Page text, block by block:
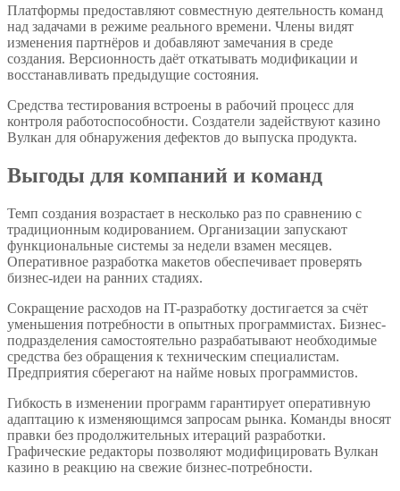
Платформы предоставляют совместную деятельность команд
над задачами в режиме реального времени. Члены видят
изменения партнёров и добавляют замечания в среде
создания. Версионность даёт откатывать модификации и
восстанавливать предыдущие состояния.
Средства тестирования встроены в рабочий процесс для
контроля работоспособности. Создатели задействуют казино
Вулкан для обнаружения дефектов до выпуска продукта.
Выгоды для компаний и команд
Темп создания возрастает в несколько раз по сравнению с
традиционным кодированием. Организации запускают
функциональные системы за недели взамен месяцев.
Оперативное разработка макетов обеспечивает проверять
бизнес-идеи на ранних стадиях.
Сокращение расходов на IT-разработку достигается за счёт
уменьшения потребности в опытных программистах. Бизнес-
подразделения самостоятельно разрабатывают необходимые
средства без обращения к техническим специалистам.
Предприятия сберегают на найме новых программистов.
Гибкость в изменении программ гарантирует оперативную
адаптацию к изменяющимся запросам рынка. Команды вносят
правки без продолжительных итераций разработки.
Графические редакторы позволяют модифицировать Вулкан
казино в реакцию на свежие бизнес-потребности.